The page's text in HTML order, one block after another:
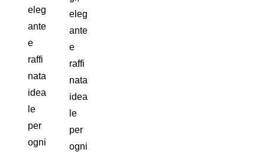
eleg
ante
e
raffi
nata
idea
le
per
ogni
eleg
ante
e
raffi
nata
idea
le
per
ogni